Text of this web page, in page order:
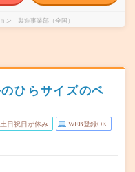
ン 製造事業部（全国）
ひらサイズのベ
土日祝日が休み WEB登録OK